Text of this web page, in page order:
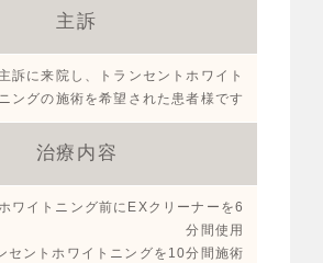
主訴
訴に来院し、トランセントホワイト
ニングの施術を希望された患者様です
治療内容
ワイトニング前にEXクリーナーを6
分間使用
セントホワイトニングを10分間施術